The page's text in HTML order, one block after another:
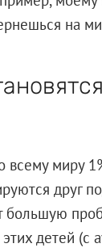
на
всему миру
друг
большую
детей (с